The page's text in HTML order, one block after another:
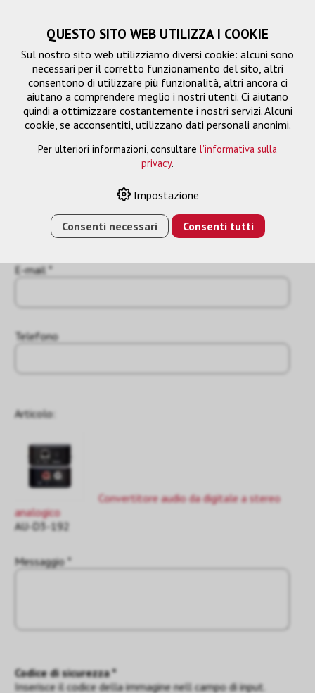
E-mail *
Telefono
Articolo:
Convertitore audio da digitale a stereo
analogico
AU-D3-192
Messaggio *
Codice di sicurezza *
Inserisce il codice della immagine nell campo di input.
QUESTO SITO WEB UTILIZZA I COOKIE
Sul nostro sito web utilizziamo diversi cookie: alcuni sono
necessari per il corretto funzionamento del sito, altri
consentono di utilizzare più funzionalità, altri ancora ci
aiutano a comprendere meglio i nostri utenti. Ci aiutano
quindi a ottimizzare costantemente i nostri servizi. Alcuni
cookie, se acconsentiti, utilizzano dati personali anonimi.
Per ulteriori informazioni, consultare l'informativa sulla
privacy.
Impostazione
Consenti necessari Consenti tutti